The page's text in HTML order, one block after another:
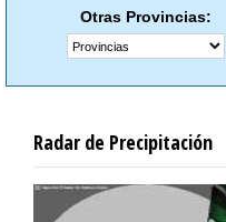
Otras Provincias:
Radar de Precipitación